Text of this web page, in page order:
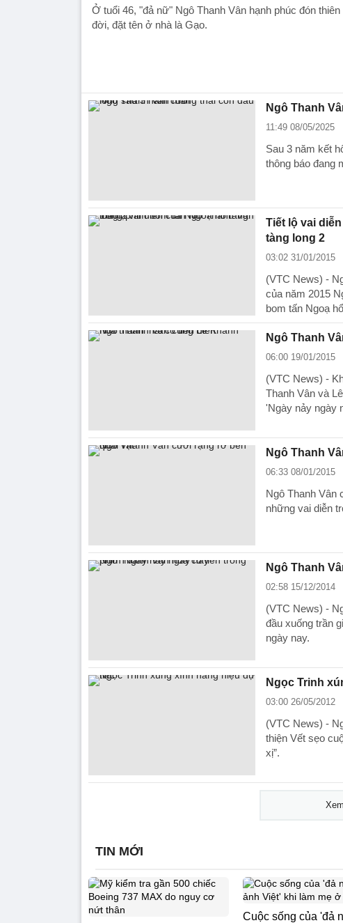
Ở tuổi 46, "đả nữ" Ngô Thanh Vân hạnh phúc đón
đời, đặt tên ở nhà là Gạo.
Ngô Thanh
11:49 08/05/2025
Sau 3 năm kết
thông báo đang
Tiết lộ vai
tàng long 2
03:02 31/01/2015
(VTC News) -
của năm 2015
bom tấn Ngoạ
Ngô Thanh
06:00 19/01/2015
(VTC News) -
Thanh Vân và
'Ngày nảy ngày
Ngô Thanh
06:33 08/01/2015
Ngô Thanh Vân
những vai diễn
Ngô Thanh
02:58 15/12/2014
(VTC News) -
đầu xuống trần
ngày nay.
Ngọc Trinh
03:00 26/05/2012
(VTC News) -
thiện Vết sẹo
xị”.
TIN MỚI
Cuộc sống của 'đả